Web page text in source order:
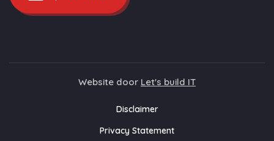
Website door Let's build IT
Disclaimer
Privacy Statement